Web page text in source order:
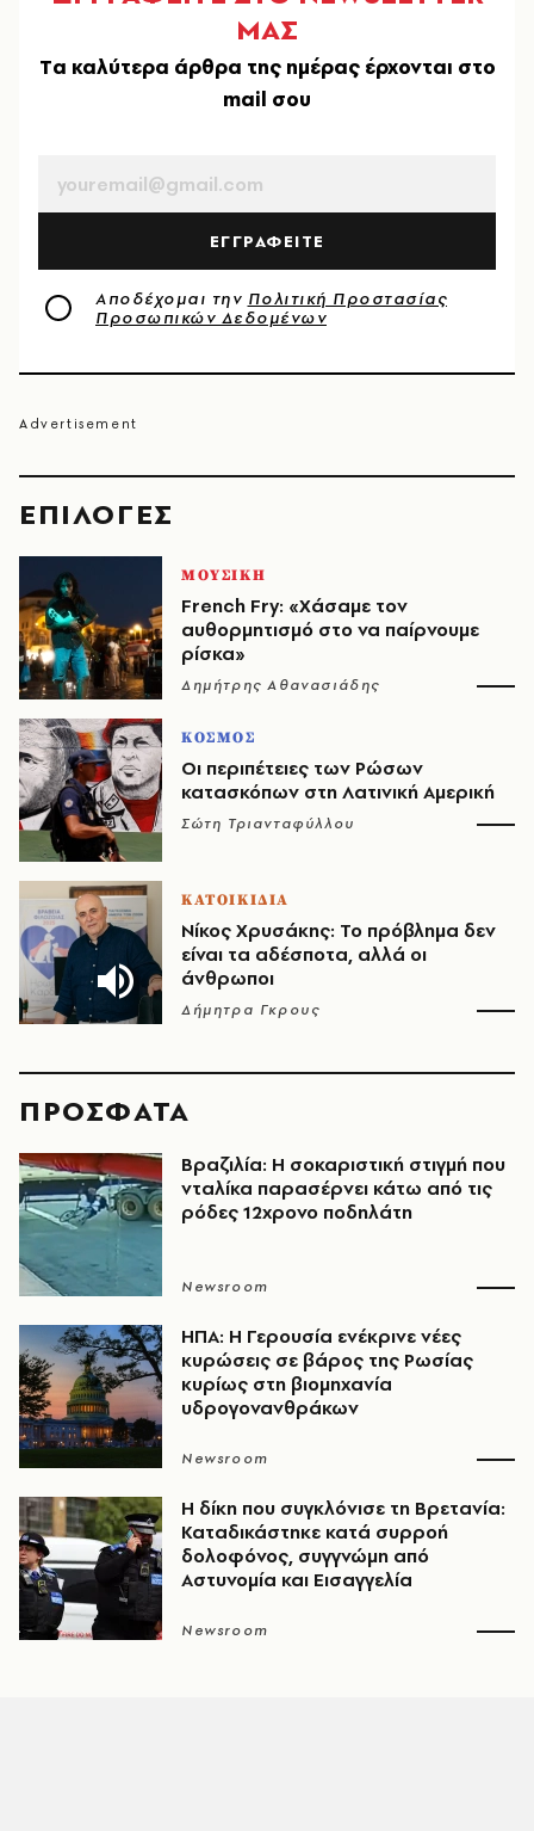
EΠΙΛΟΓΈΣ
ΜΟΥΣΙΚΗ
French Fry: «Χάσαμε τον
αυθορμητισμό στο να παίρνουμε
ρίσκα»
Δημήτρης Αθανασιάδης
ΚΟΣΜΟΣ
Οι περιπέτειες των Ρώσων
κατασκόπων στη Λατινική Αμερική
Σώτη Τριανταφύλλου
ΚΑΤΟΙΚΙΔΙΑ
Νίκος Χρυσάκης: Το πρόβλημα δεν
είναι τα αδέσποτα, αλλά οι
άνθρωποι
Δήμητρα Γκρους
ΜΑΣ
Tα καλύτερα άρθρα της ημέρας έρχονται στο
mail σου
ΕΓΓΡΑΦΕΙΤΕ
Αποδέχομαι την Πολιτική Προστασίας
Προσωπικών Δεδομένων
ΠΡΟΣΦΑΤΑ
Βραζιλία: Η σοκαριστική στιγμή που
νταλίκα παρασέρνει κάτω από τις
ρόδες 12χρονο ποδηλάτη
Newsroom
ΗΠΑ: Η Γερουσία ενέκρινε νέες
κυρώσεις σε βάρος της Ρωσίας
κυρίως στη βιομηχανία
υδρογονανθράκων
Newsroom
H δίκη που συγκλόνισε τη Βρετανία:
Καταδικάστηκε κατά συρροή
δολοφόνος, συγγνώμη από
Αστυνομία και Εισαγγελία
Newsroom